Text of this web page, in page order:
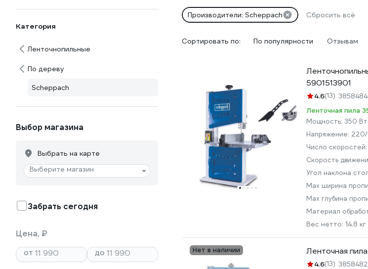
Категория
Ленточнопильные
По дереву
Scheppach
Выбор магазина
Выбрать на карте
Выберите магазин
Забрать сегодня
Цена, ₽
от
до
Производители: Scheppach Сбросить всё
Сортировать по: По популярности Отзывам
5901513901
4.6(13)
Ленточная пила
Мощность: 350 Вт
Напряжение:
Число скоростей:
Скорость
Угол наклона
Max ширина
Max глубина
Материал
Вес нетто: 14.8 кг
Нет в наличии Ленточная
4.6(13)